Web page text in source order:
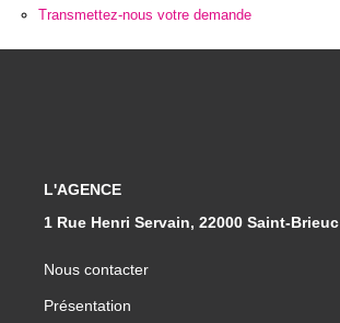
Transmettez-nous votre demande
L'AGENCE
1 Rue Henri Servain, 22000 Saint-Brieuc
Nous contacter
Présentation